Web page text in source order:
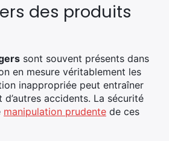
des produits
sont souvent présents dans
en mesure véritablement les
inappropriée peut entraîner
d’autres accidents. La sécurité
manipulation prudente de ces